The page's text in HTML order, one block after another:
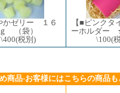
かゼリー １６
ｇ （袋）
\400(税別)
【■ピンクタ
ーホルダー
\100(
商品-お客様にはこちらの商品